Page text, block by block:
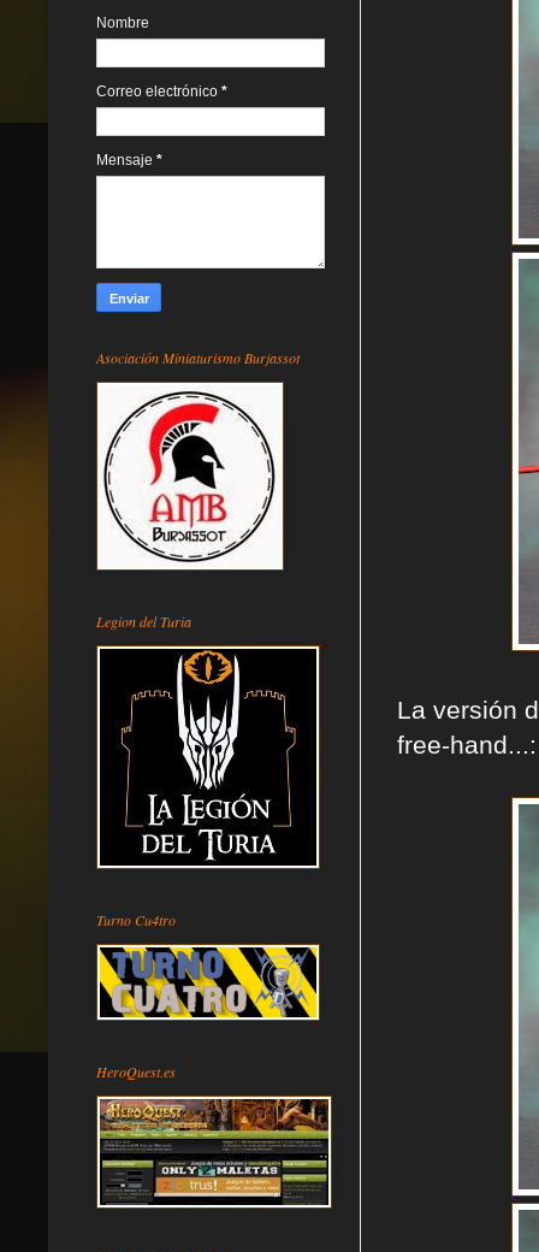
La versión
free-hand...:
Nombre
Correo electrónico *
Mensaje *
Asociación Miniaturismo Burjassot
Legion del Turia
Turno Cu4tro
HeroQuest.es